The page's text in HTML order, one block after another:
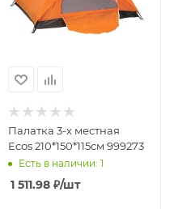
Палатка 3-х местная
Ecos 210*150*115см 999273
Есть в наличии: 1
1 511.98₽/шт